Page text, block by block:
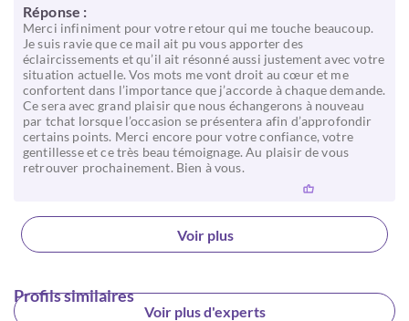
Réponse :
Merci infiniment pour votre retour qui me touche beaucoup.
Je suis ravie que ce mail ait pu vous apporter des
éclaircissements et qu’il ait résonné aussi justement avec votre
situation actuelle. Vos mots me vont droit au cœur et me
confortent dans l’importance que j’accorde à chaque demande.
Ce sera avec grand plaisir que nous échangerons à nouveau
par tchat lorsque l’occasion se présentera afin d’approfondir
certains points. Merci encore pour votre confiance, votre
gentillesse et ce très beau témoignage. Au plaisir de vous
retrouver prochainement. Bien à vous.
Voir plus
Profils similaires
Voir plus d'experts